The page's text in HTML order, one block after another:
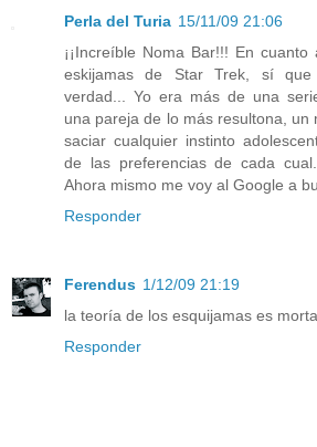
Perla del Turia 15/11/09 21:06
¡¡Increíble Noma Bar!!! En
eskijamas de Star Trek, sí que
verdad... Yo era más de una
una pareja de lo más resultona, un
saciar cualquier instinto
de las preferencias de cada
Ahora mismo me voy al Google a
Responder
Ferendus 1/12/09 21:19
la teoría de los esquijamas es
Responder